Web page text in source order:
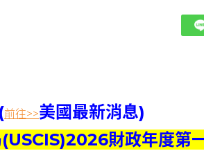
(前往>>美國最新消息)
財政年度第